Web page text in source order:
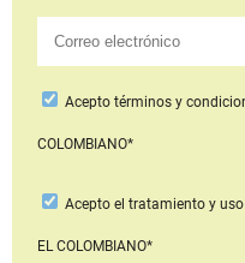
Aceptotérminos y
COLOMBIANO*
Acepto el tratamiento y
EL COLOMBIANO*